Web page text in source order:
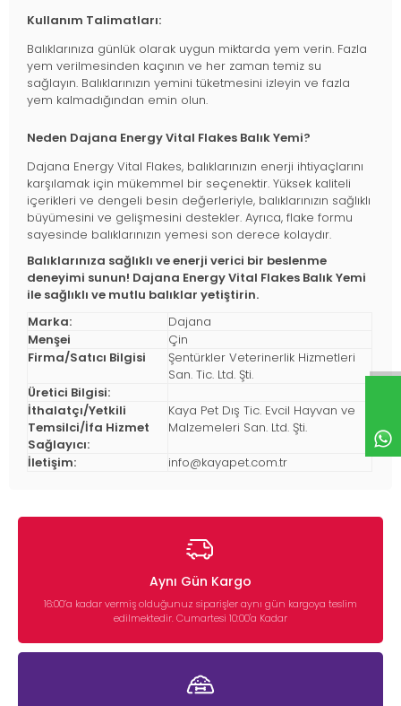
Kullanım Talimatları:
Balıklarınıza günlük olarak uygun miktarda yem verin. Fazla
yem verilmesinden kaçının ve her zaman temiz su
sağlayın. Balıklarınızın yemini tüketmesini izleyin ve fazla
yem kalmadığından emin olun.
Neden Dajana Energy Vital Flakes Balık Yemi?
Dajana Energy Vital Flakes, balıklarınızın enerji ihtiyaçlarını
karşılamak için mükemmel bir seçenektir. Yüksek kaliteli
içerikleri ve dengeli besin değerleriyle, balıklarınızın sağlıklı
büyümesini ve gelişmesini destekler. Ayrıca, flake formu
sayesinde balıklarınızın yemesi son derece kolaydır.
Balıklarınıza sağlıklı ve enerji verici bir beslenme
deneyimi sunun! Dajana Energy Vital Flakes Balık Yemi
ile sağlıklı ve mutlu balıklar yetiştirin.
Marka:
Dajana
Menşei
Çin
Firma/Satıcı Bilgisi
Şentürkler Veterinerlik Hizmetleri
San. Tic. Ltd. Şti.
Üretici Bilgisi:
İthalatçı/Yetkili
Temsilci/İfa Hizmet
Sağlayıcı:
Kaya Pet Dış Tic. Evcil Hayvan ve
Malzemeleri San. Ltd. Şti.
İletişim: info@kayapet.com.tr
Aynı Gün Kargo
16:00’a kadar vermiş olduğunuz siparişler aynı gün kargoya teslim
edilmektedir. Cumartesi 10:00'a Kadar